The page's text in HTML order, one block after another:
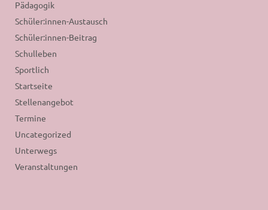
Pädagogik
Schüler:innen-Austausch
Schüler:innen-Beitrag
Schulleben
Sportlich
Startseite
Stellenangebot
Termine
Uncategorized
Unterwegs
Veranstaltungen